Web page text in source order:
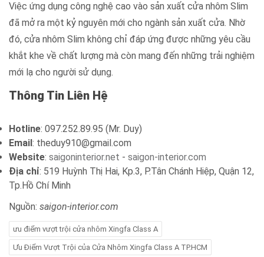
Việc ứng dụng công nghệ cao vào sản xuất cửa nhôm Slim
đã mở ra một kỷ nguyên mới cho ngành sản xuất cửa. Nhờ
đó, cửa nhôm Slim không chỉ đáp ứng được những yêu cầu
khắt khe về chất lượng mà còn mang đến những trải nghiệm
mới lạ cho người sử dụng.
Thông Tin Liên Hệ
Hotline: 097.252.89.95 (Mr. Duy)
Email: theduy910@gmail.com
Website: saigoninterior.net - saigon-interior.com
Địa chỉ: 519 Huỳnh Thị Hai, Kp.3, P.Tân Chánh Hiệp, Quận 12,
Tp.Hồ Chí Minh
Nguồn: saigon-interior.com
ưu điểm vượt trội cửa nhôm Xingfa Class A
Ưu Điểm Vượt Trội của Cửa Nhôm Xingfa Class A TP.HCM